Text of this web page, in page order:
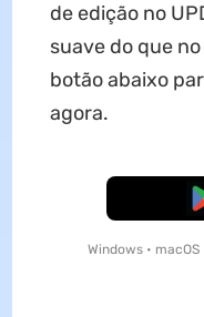
de edição no
suave do que
botão abaixo
agora.
Windows • macOS